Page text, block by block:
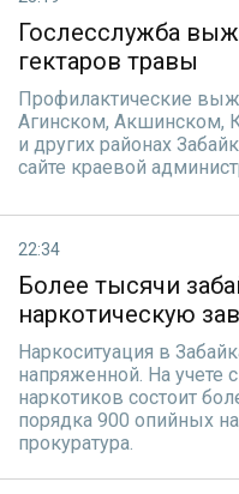
Гослесслужба
гектаров травы
Профилактические
Агинском, Акшинском,
и других районах
сайте краевой
22:34
Более тысячи
наркотическую
Наркоситуация в
напряженной. На учете
наркотиков состоит
порядка 900 опийных
прокуратура.